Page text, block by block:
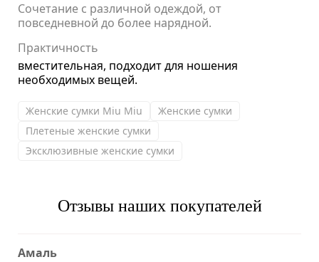
Сочетание с различной одеждой, от
повседневной до более нарядной.
Практичность
вместительная, подходит для ношения
необходимых вещей.
Женские сумки Miu Miu
Женские сумки
Плетеные женские сумки
Эксклюзивные женские сумки
Отзывы наших покупателей
Амаль